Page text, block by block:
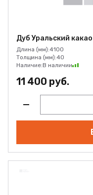
Дуб Уральский
Длина (мм):4100
Толщина (мм):40
Наличие:В наличии
11 400 руб.